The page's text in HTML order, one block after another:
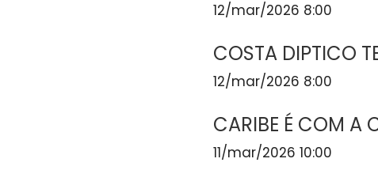
12/mar/2026 8:00
COSTA DIPTICO
12/mar/2026 8:00
CARIBE É COM A
11/mar/2026 10:00